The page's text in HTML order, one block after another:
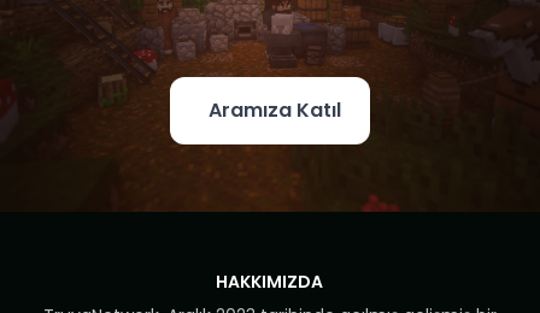
Aramıza Katıl
HAKKIMIZDA